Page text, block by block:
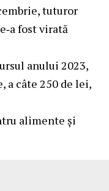
tuturor
fost virată
anului 2023,
a câte 250 de lei,
alimente și